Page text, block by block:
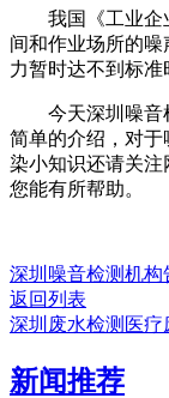
我国《工业企业
间和作业场所的
力暂时达不到标准
今天深圳噪音
简单的介绍，对
染小知识还请关
您能有所帮助。
深圳噪音检测机
返回列表
深圳废水检测医
新闻推荐